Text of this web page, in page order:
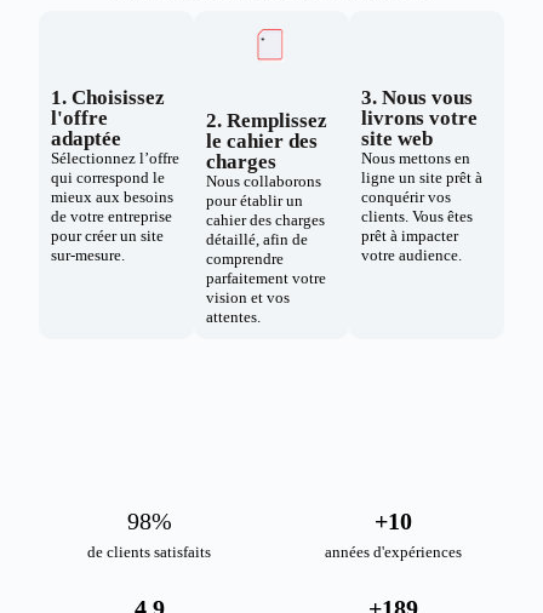
1. Choisissez
l'offre
adaptée
Sélectionnez l’offre
qui correspond le
mieux aux besoins
de votre entreprise
pour créer un site
sur-mesure.
2. Remplissez
le cahier des
charges
Nous collaborons
pour établir un
cahier des charges
détaillé, afin de
comprendre
parfaitement votre
vision et vos
attentes.
3. Nous vous
livrons votre
site web
Nous mettons en
ligne un site prêt à
conquérir vos
clients. Vous êtes
prêt à impacter
votre audience.
de clients satisfaits
98%
années d'expériences
+10